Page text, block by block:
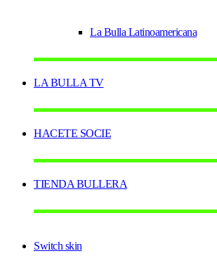
La Bulla Latinoamericana
LA BULLA TV
HACETE SOCIE
TIENDA BULLERA
Switch skin